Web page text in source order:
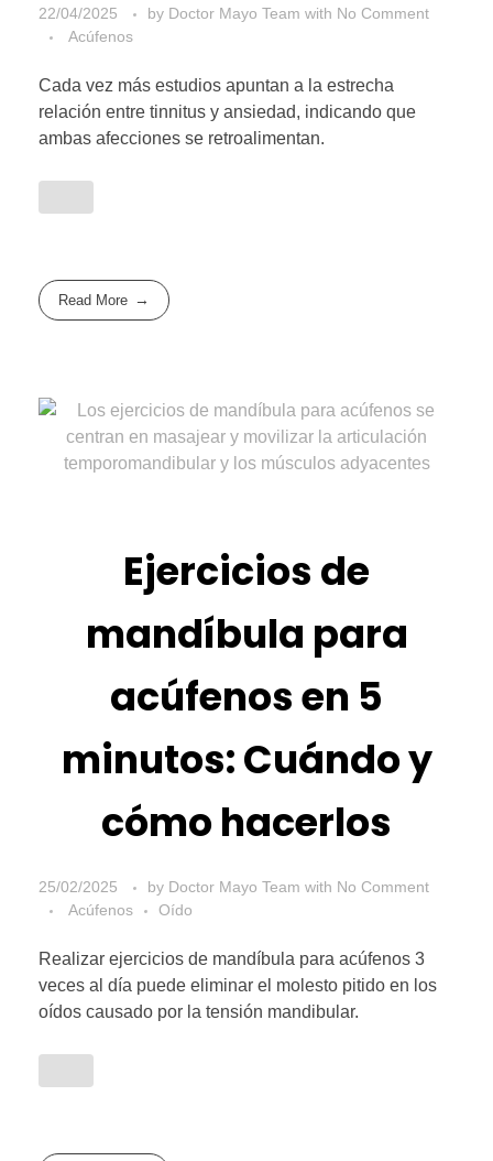
22/04/2025 by Doctor Mayo Team with No Comment
Acúfenos
Cada vez más estudios apuntan a la estrecha
relación entre tinnitus y ansiedad, indicando que
ambas afecciones se retroalimentan.
Read More
Ejercicios de
mandíbula para
acúfenos en 5
minutos: Cuándo y
cómo hacerlos
25/02/2025 by Doctor Mayo Team with No Comment
Acúfenos
Oído
Realizar ejercicios de mandíbula para acúfenos 3
veces al día puede eliminar el molesto pitido en los
oídos causado por la tensión mandibular.